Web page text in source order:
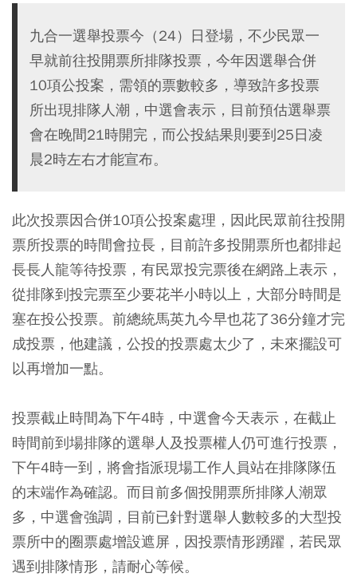
九合一選舉投票今（24）日登場，不少民眾一
早就前往投開票所排隊投票，今年因選舉合併
10項公投案，需領的票數較多，導致許多投票
所出現排隊人潮，中選會表示，目前預估選舉票
會在晚間21時開完，而公投結果則要到25日凌
晨2時左右才能宣布。
此次投票因合併10項公投案處理，因此民眾前往投開
票所投票的時間會拉長，目前許多投開票所也都排起
長長人龍等待投票，有民眾投完票後在網路上表示，
從排隊到投完票至少要花半小時以上，大部分時間是
塞在投公投票。前總統馬英九今早也花了36分鐘才完
成投票，他建議，公投的投票處太少了，未來擺設可
以再增加一點。
投票截止時間為下午4時，中選會今天表示，在截止
時間前到場排隊的選舉人及投票權人仍可進行投票，
下午4時一到，將會指派現場工作人員站在排隊隊伍
的末端作為確認。而目前多個投開票所排隊人潮眾
多，中選會強調，目前已針對選舉人數較多的大型投
票所中的圈票處增設遮屏，因投票情形踴躍，若民眾
遇到排隊情形，請耐心等候。